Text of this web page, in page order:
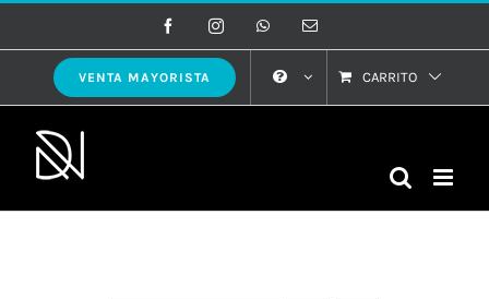
al
contenido
FacebookInstagramWhatsAppCorreo
VENTA MAYORISTA CARRITO